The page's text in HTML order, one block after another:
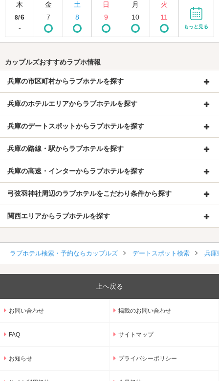
木
金 土 日 月 火
8/6
-
7 8 9 10 11
もっと見る
カップルズおすすめラブホ情報
兵庫の市区町村からラブホテルを探す
兵庫のホテルエリアからラブホテルを探す
兵庫のデートスポットからラブホテルを探す
兵庫の路線・駅からラブホテルを探す
兵庫の高速・インターからラブホテルを探す
弓弦羽神社周辺のラブホテルをこだわり条件から探す
関西エリアからラブホテルを探す
ラブホテル検索・予約ならカップルズ デートスポット検索 兵庫
上へ戻る
お問い合わせ 掲載のお問い合わせ
FAQ サイトマップ
お知らせ プライバシーポリシー